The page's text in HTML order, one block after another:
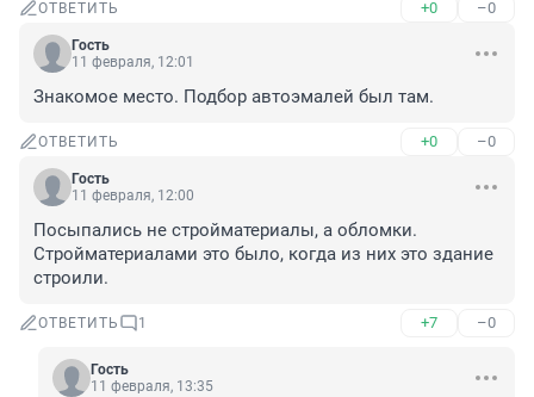
ОТВЕТИТЬ +0 –0
Гость
11 февраля, 12:01
Знакомое место. Подбор автоэмалей был там.
ОТВЕТИТЬ +0 –0
Гость
11 февраля, 12:00
Посыпались не стройматериалы, а обломки.
Стройматериалами это было, когда из них это здание
строили.
ОТВЕТИТЬ 1 +7 –0
Гость
11 февраля, 13:35